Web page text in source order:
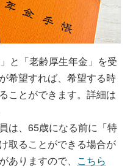
と「老齢厚生年金」を受
希望すれば、希望する時
ことができます。詳細は
は、65歳になる前に「特
取ることができる場合が
ありますので、 こちら